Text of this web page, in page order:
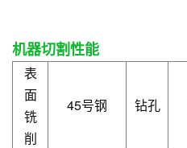
机器切割性能
表
面
铣
削
45号钢 钻孔